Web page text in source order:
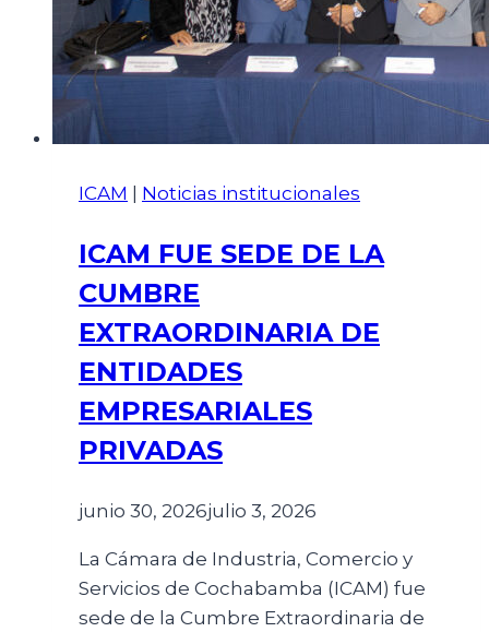
ICAM Noticias institucionales
ICAM FUE SEDE DE LA
CUMBRE
EXTRAORDINARIA DE
ENTIDADES
EMPRESARIALES
PRIVADAS
junio 30, 2026julio 3, 2026
La Cámara de Industria, Comercio y
Servicios de Cochabamba (ICAM) fue
sede de la Cumbre Extraordinaria de